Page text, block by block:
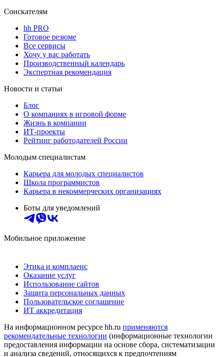
Соискателям
hh PRO
Готовое резюме
Все сервисы
Хочу у вас работать
Производственный календарь
Экспертная рекомендация
Новости и статьи
Блог
О компаниях в игровой форме
Жизнь в компании
ИТ-проекты
Рейтинг работодателей России
Молодым специалистам
Карьера для молодых специалистов
Школа программистов
Карьера в некоммерческих организациях
Боты для уведомлений
Мобильное приложение
Этика и комплаенс
Оказание услуг
Использование сайтов
Защита персональных данных
Пользовательское соглашение
ИТ аккредитация
На информационном ресурсе hh.ru применяются
рекомендательные технологии (информационные технологии
предоставления информации на основе сбора, систематизации
и анализа сведений, относящихся к предпочтениям